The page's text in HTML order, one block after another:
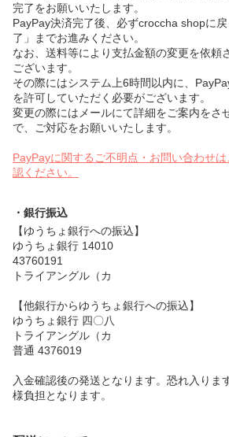
完了をお願いいたします。
PayPay決済完了後、必ずcroccha shopに
了」までお進みください。
なお、送料等により支払金額の変更を依頼
ございます。
その際にはシステム上6時間以内に、
を許可していただく必要がございます。
変更の際にはメールにて詳細をご案内をさ
で、ご対応をお願いいたします。
PayPayに関するご不明点・お問い合わせ
認ください。
・銀行振込
【ゆうちょ銀行への振込】
ゆうちょ銀行 14010
43760191
トライアングル（カ
【他銀行からゆうちょ銀行への振込】
ゆうちょ銀行 四〇八
トライアングル（カ
普通 4376019
入金確認後の発送となります。恐れ入りま
様負担となります。